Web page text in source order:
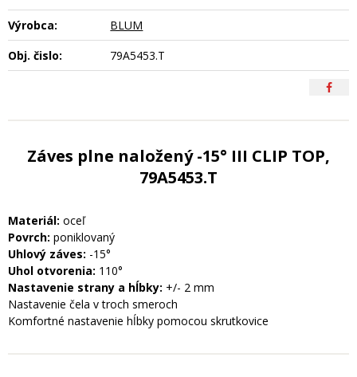
Výrobca:
BLUM
Obj. čislo:
79A5453.T
Záves plne naložený -15° III CLIP TOP,
79A5453.T
Materiál: oceľ
Povrch: poniklovaný
Uhlový záves: -15°
Uhol otvorenia: 110°
Nastavenie strany a hĺbky: +/- 2 mm
Nastavenie čela v troch smeroch
Komfortné nastavenie hĺbky pomocou skrutkovice